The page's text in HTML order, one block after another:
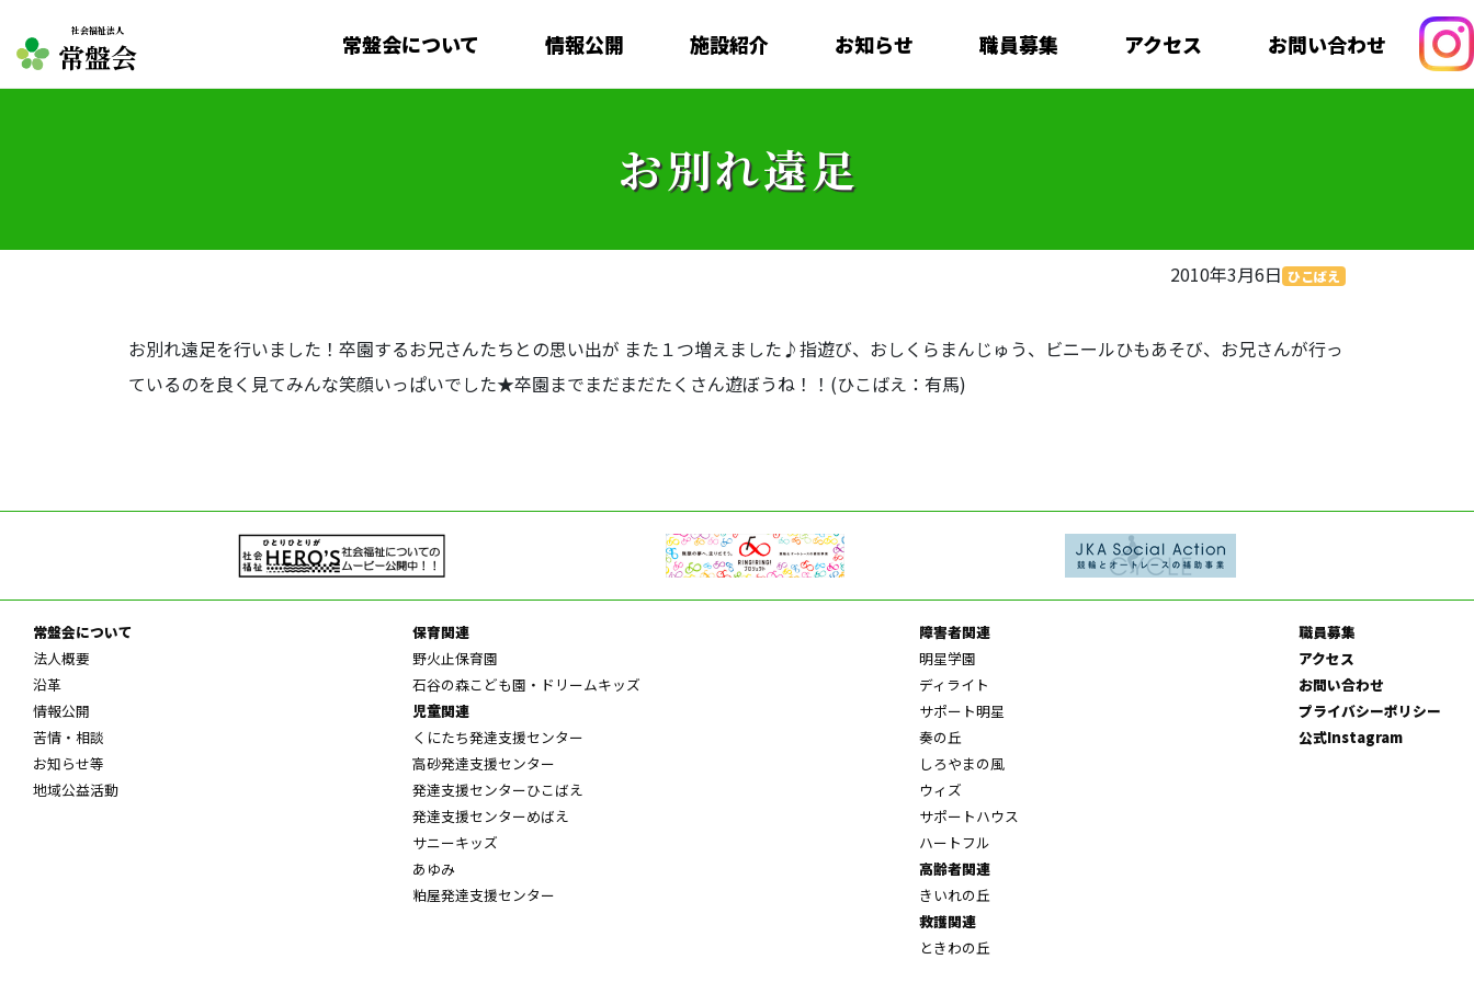
社会福祉法人
常盤会 常盤会について 情報公開 施設紹介 お知らせ 職員募集 アクセス お問い合わせ
お別れ遠足
2010年3月6日 ひこばえ
お別れ遠足を行いました！卒園するお兄さんたちとの思い出が また１つ増えました♪指遊び、おしくらまんじゅう、ビニールひもあそび、お兄さんが行っ
ているのを良く見てみんな笑顔いっぱいでした★卒園までまだまだたくさん遊ぼうね！！(ひこばえ：有馬)
常盤会について
法人概要
沿革
情報公開
苦情・相談
お知らせ等
地域公益活動
保育関連
野火止保育園
石谷の森こども園・ドリームキッズ
児童関連
くにたち発達支援センター
高砂発達支援センター
発達支援センターひこばえ
発達支援センターめばえ
サニーキッズ
あゆみ
粕屋発達支援センター
障害者関連
明星学園
ディライト
サポート明星
奏の丘
しろやまの風
ウィズ
サポートハウス
ハートフル
高齢者関連
きいれの丘
救護関連
ときわの丘
職員募集
アクセス
お問い合わせ
プライバシーポリシー
公式Instagram